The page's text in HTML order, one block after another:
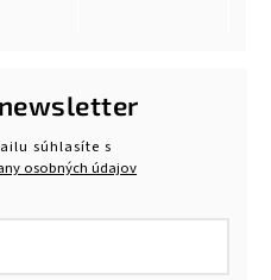
súhlasíte s
osobných údajov